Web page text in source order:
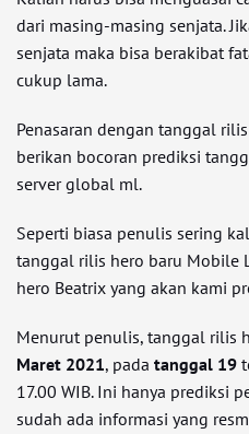
dari masing-masing senjata.
senjata maka bisa berakibat
cukup lama.
Penasaran dengan tanggal
berikan bocoran prediksi
server global ml.
Seperti biasa penulis sering
tanggal rilis hero baru Mobile
hero Beatrix yang akan kami
Menurut penulis, tanggal rilis
Maret 2021, pada tanggal 19
17.00 WIB. Ini hanya prediksi
sudah ada informasi yang